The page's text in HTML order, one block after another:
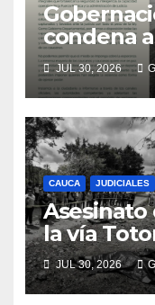
condena
ciudadanos y exige
urgentes
Nacional
JUL 30, 2026
CAUCA JUDICIALES
Asesinato
la vía
JUL 30, 2026